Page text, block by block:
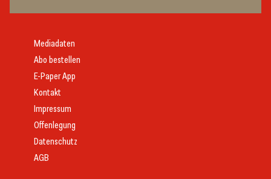
Mediadaten
Abo bestellen
E-Paper App
Kontakt
Impressum
Offenlegung
Datenschutz
AGB